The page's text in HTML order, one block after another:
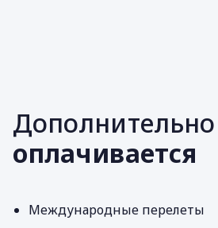
Дополнительно
оплачивается
Международные перелеты